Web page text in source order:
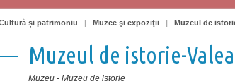
și patrimoniu | Muzee şi expoziţii | Muzeul de
Muzeul de istorie-
Muzeu - Muzeu de istorie